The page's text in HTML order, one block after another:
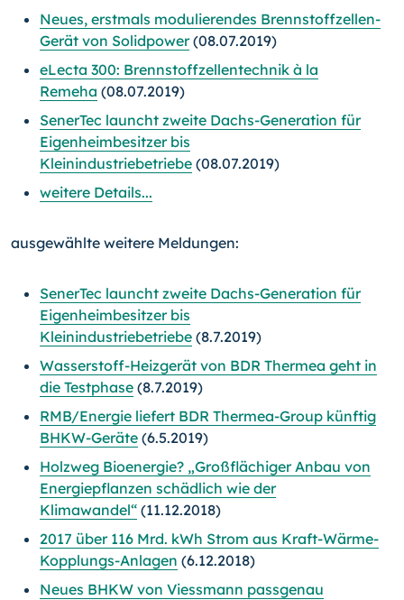
Neues, erstmals modulierendes Brennstoffzellen-
Gerät von Solidpower(08.07.2019)
eLecta 300: Brennstoffzellentechnik à la
Remeha (08.07.2019)
SenerTec launcht zweite Dachs-Generation für
Eigenheimbesitzer bis
Kleinindustriebetriebe (08.07.2019)
weitere Details...
ausgewählte weitere Meldungen:
SenerTec launcht zweite Dachs-Generation für
Eigenheimbesitzer bis
Kleinindustriebetriebe (8.7.2019)
Wasserstoff-Heizgerät von BDR Thermea geht in
die Testphase (8.7.2019)
RMB/Energie liefert BDR Thermea-Group künftig
BHKW-Geräte (6.5.2019)
Holzweg Bioenergie? „Großflächiger Anbau von
Energiepflanzen schädlich wie der
Klimawandel“ (11.12.2018)
2017 über 116 Mrd. kWh Strom aus Kraft-Wärme-
Kopplungs-Anlagen (6.12.2018)
Neues BHKW von Viessmann passgenau